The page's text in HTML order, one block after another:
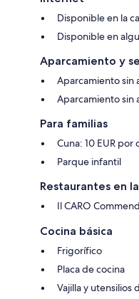
Disponible en la
Disponible en
Aparcamiento y
Aparcamiento sin
Aparcamiento sin
Para familias
Cuna: 10 EUR por
Parque infantil
Restaurantes en
Il CARO
Cocina básica
Frigorífico
Placa de cocina
Vajilla y utensilios